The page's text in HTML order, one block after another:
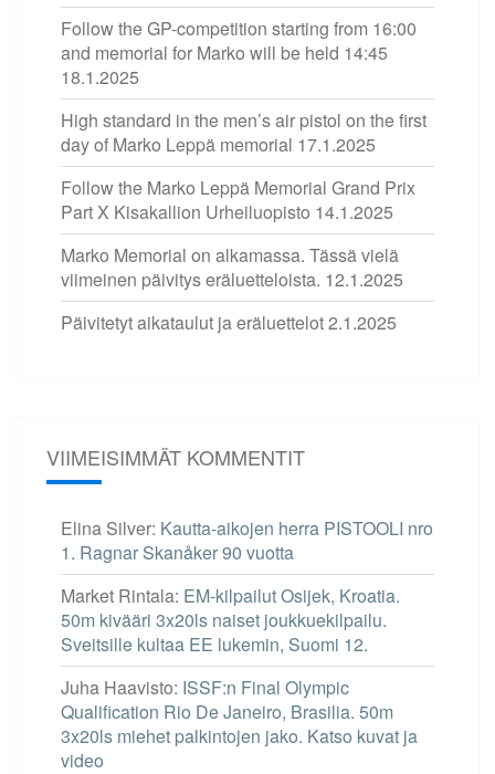
Follow the GP-competition starting from 16:00
and memorial for Marko will be held 14:45
18.1.2025
High standard in the men’s air pistol on the first
day of Marko Leppä memorial 17.1.2025
Follow the Marko Leppä Memorial Grand Prix
Part X Kisakallion Urheiluopisto 14.1.2025
Marko Memorial on alkamassa. Tässä vielä
viimeinen päivitys eräluetteloista. 12.1.2025
Päivitetyt aikataulut ja eräluettelot2.1.2025
VIIMEISIMMÄT KOMMENTIT
Elina Silver: Kautta-aikojen herra PISTOOLI nro
1. Ragnar Skanåker 90 vuotta
Market Rintala: EM-kilpailut Osijek, Kroatia.
50m kivääri 3x20ls naiset joukkuekilpailu.
Sveitsille kultaa EE lukemin, Suomi 12.
Juha Haavisto: ISSF:n Final Olympic
Qualification Rio De Janeiro, Brasilia. 50m
3x20ls miehet palkintojen jako. Katso kuvat ja
video